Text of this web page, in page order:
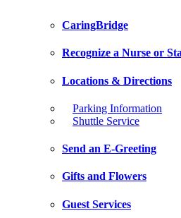
CaringBridge
Recognize a Nurse or
Locations & Directions
Parking Information
Shuttle Service
Send an E-Greeting
Gifts and Flowers
Guest Services